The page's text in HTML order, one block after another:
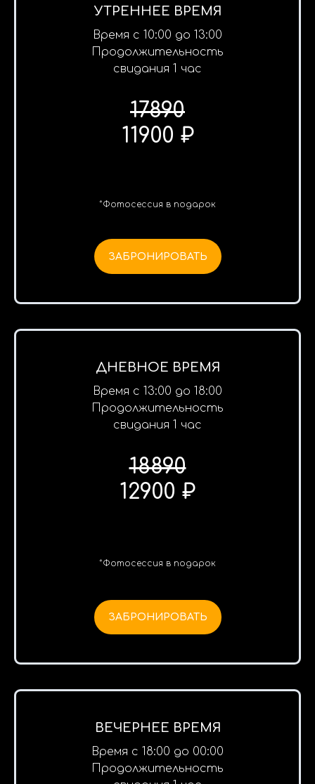
УТРЕННЕЕ ВРЕМЯ
Время с 10:00 до 13:00
Продолжительность
свидания 1 час
17890
11900 ₽
*Фотосессия в подарок
ЗАБРОНИРОВАТЬ
ДНЕВНОЕ ВРЕМЯ
Время с 13:00 до 18:00
Продолжительность
свидания 1 час
18890
12900 ₽
*Фотосессия в подарок
ЗАБРОНИРОВАТЬ
ВЕЧЕРНЕЕ ВРЕМЯ
Время с 18:00 до 00:00
Продолжительность